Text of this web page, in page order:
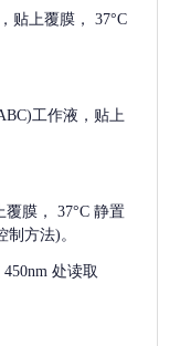
贴上覆膜， 37°C
工作液，贴上
膜， 37°C 静置
方法)。
处读取